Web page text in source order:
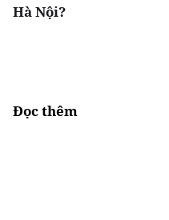
Hà Nội?
Đọc thêm